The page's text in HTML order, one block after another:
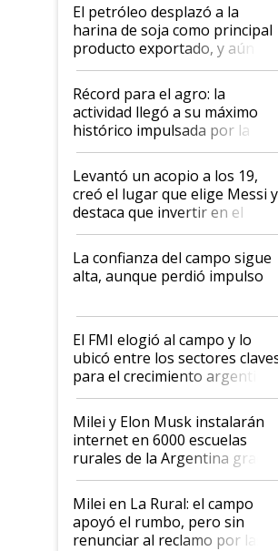
El petróleo desplazó a la
harina de soja como principal
producto exportado, y aún así
el agro aportó casi seis de
diez dólares y sostuvo el
liderazgo en un semestre
récord
Récord para el agro: la
actividad llegó a su máximo
histórico impulsada por la
cosecha y las exportaciones
Levantó un acopio a los 19,
creó el lugar que elige Messi y
destaca que invertir en el
kirchnerismo era como "darle
plata a un hijo para droga":
Juan Félix Rossetti, el libertario
que de una dura crisis salió
de Milei
La confianza del campo sigue
alta, aunque perdió impulso
El FMI elogió al campo y lo
ubicó entre los sectores
para el crecimiento argentino
Milei y Elon Musk instalarán
internet en 6000 escuelas
rurales de la Argentina gracias
a un acuerdo con Starlink
Milei en La Rural: el campo
apoyó el rumbo, pero sin
renunciar al reclamo por las